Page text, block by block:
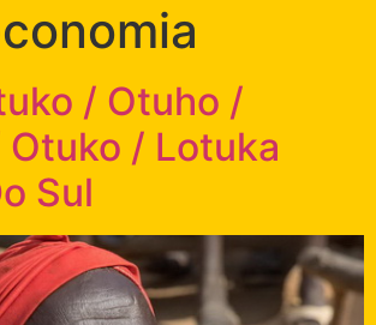
/ Otuho /
/ Lotuka
Sul